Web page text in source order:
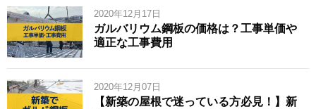
2020年12月17日
ガルバリウム鋼板の価格は？工事単価や
適正な工事費用
2020年12月07日
【新築の屋根で迷っている方必見！】新